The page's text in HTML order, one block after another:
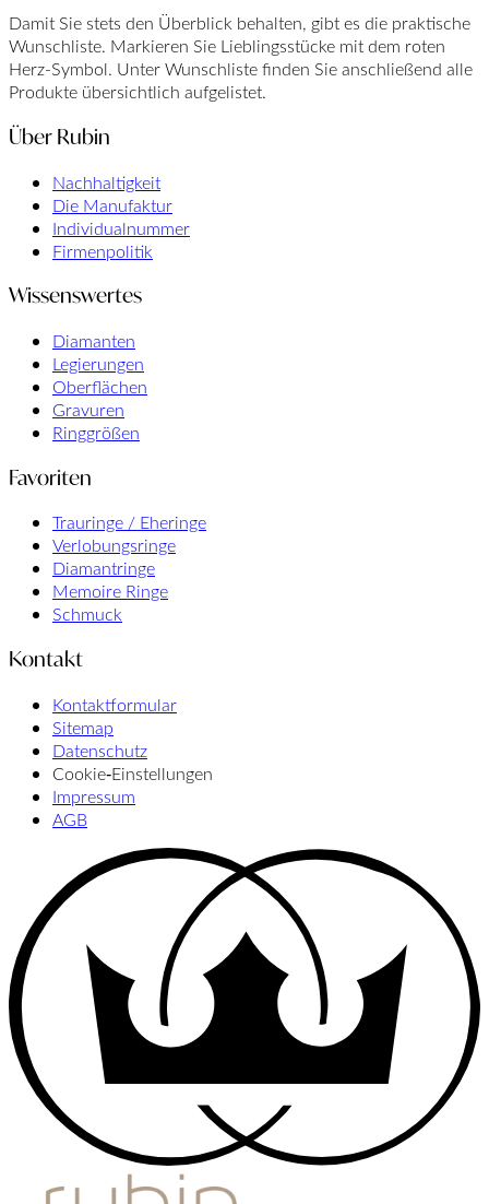
Damit Sie stets den Überblick behalten, gibt es die praktische
Wunschliste. Markieren Sie Lieblingsstücke mit dem roten
Herz-Symbol. Unter Wunschliste finden Sie anschließend alle
Produkte übersichtlich aufgelistet.
Über Rubin
Nachhaltigkeit
Die Manufaktur
Individualnummer
Firmenpolitik
Wissenswertes
Diamanten
Legierungen
Oberflächen
Gravuren
Ringgrößen
Favoriten
Trauringe / Eheringe
Verlobungsringe
Diamantringe
Memoire Ringe
Schmuck
Kontakt
Kontaktformular
Sitemap
Datenschutz
Cookie‑Einstellungen
Impressum
AGB